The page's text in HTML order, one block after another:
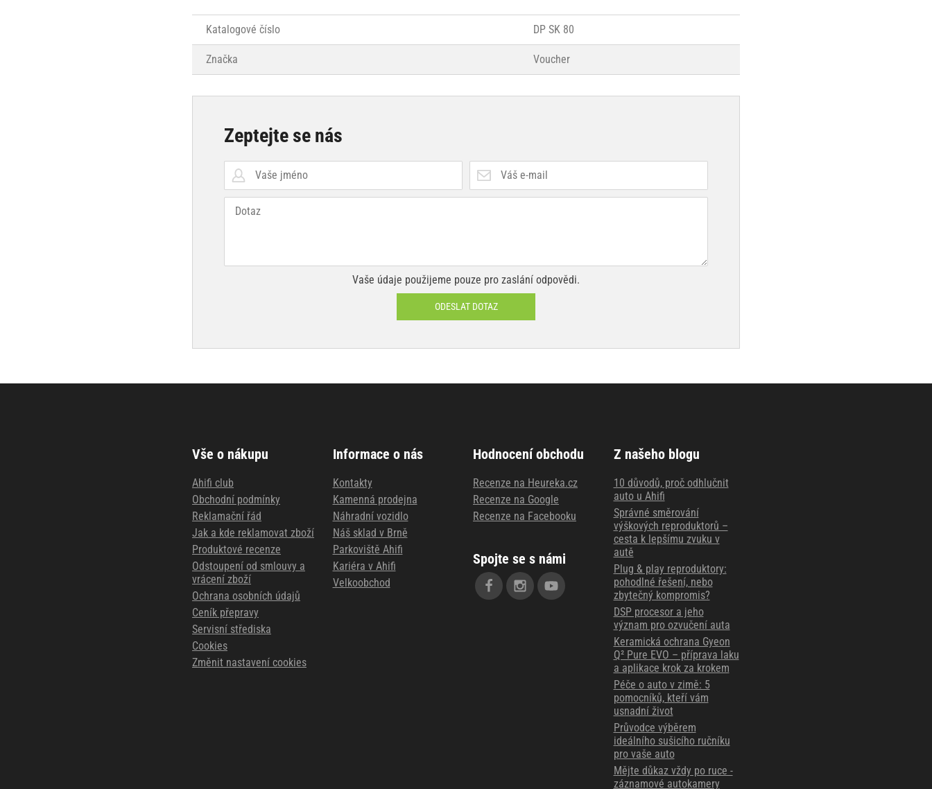
Katalogové číslo DP SK 80
Značka Voucher
Zeptejte se nás
Vaše údaje použijeme pouze pro zaslání odpovědi.
ODESLAT DOTAZ
Vše o nákupu
Ahifi club
Obchodní podmínky
Reklamační řád
Jak a kde reklamovat zboží
Produktové recenze
Odstoupení od smlouvy a
vrácení zboží
Ochrana osobních údajů
Ceník přepravy
Servisní střediska
Cookies
Změnit nastavení cookies
Informace o nás
Kontakty
Kamenná prodejna
Náhradní vozidlo
Náš sklad v Brně
Parkoviště Ahifi
Kariéra v Ahifi
Velkoobchod
Hodnocení obchodu
Recenze na Heureka.cz
Recenze na Google
Recenze na Facebooku
Spojte se s námi
Z našeho blogu
10 důvodů, proč odhlučnit
auto u Ahifi
Správné směrování
výškových reproduktorů –
cesta k lepšímu zvuku v
autě
Plug & play reproduktory:
pohodlné řešení, nebo
zbytečný kompromis?
DSP procesor a jeho
význam pro ozvučení auta
Keramická ochrana Gyeon
Q² Pure EVO – příprava laku
a aplikace krok za krokem
Péče o auto v zimě: 5
pomocníků, kteří vám
usnadní život
Průvodce výběrem
ideálního sušicího ručníku
pro vaše auto
Mějte důkaz vždy po ruce -
záznamové autokamery